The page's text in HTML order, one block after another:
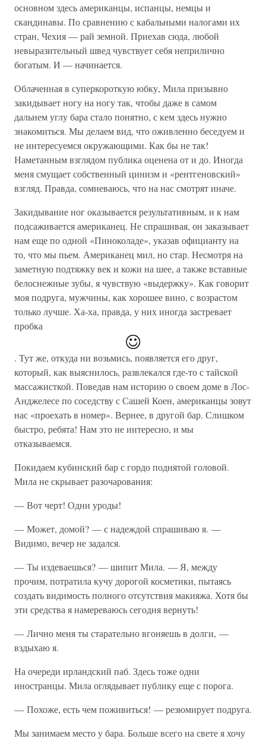
основном здесь американцы, испанцы, немцы и
скандинавы. По сравнению с кабальными налогами их
стран, Чехия — рай земной. Приехав сюда, любой
невыразительный швед чувствует себя неприлично
богатым. И — начинается.
Облаченная в суперкороткую юбку, Мила призывно
закидывает ногу на ногу так, чтобы даже в самом
дальнем углу бара стало понятно, с кем здесь нужно
знакомиться. Мы делаем вид, что оживленно беседуем и
не интересуемся окружающими. Как бы не так!
Наметанным взглядом публика оценена от и до. Иногда
меня смущает собственный цинизм и «рентгеновский»
взгляд. Правда, сомневаюсь, что на нас смотрят иначе.
Закидывание ног оказывается результативным, и к нам
подсаживается американец. Не спрашивая, он заказывает
нам еще по одной «Пиноколаде», указав официанту на
то, что мы пьем. Американец мил, но стар. Несмотря на
заметную подтяжку век и кожи на шее, а также вставные
белоснежные зубы, я чувствую «выдержку». Как говорит
моя подруга, мужчины, как хорошее вино, с возрастом
только лучше. Ха-ха, правда, у них иногда застревает
пробка
. Тут же, откуда ни возьмись, появляется его друг,
который, как выяснилось, развлекался где-то с тайской
массажисткой. Поведав нам историю о своем доме в Лос-
Анджелесе по соседству с Сашей Коен, американцы зовут
нас «проехать в номер». Вернее, в другой бар. Слишком
быстро, ребята! Нам это не интересно, и мы
отказываемся.
Покидаем кубинский бар с гордо поднятой головой.
Мила не скрывает разочарования:
— Вот черт! Одни уроды!
— Может, домой? — с надеждой спрашиваю я. —
Видимо, вечер не задался.
— Ты издеваешься? — шипит Мила. — Я, между
прочим, потратила кучу дорогой косметики, пытаясь
создать видимость полного отсутствия макияжа. Хотя бы
эти средства я намереваюсь сегодня вернуть!
— Лично меня ты старательно вгоняешь в долги, —
вздыхаю я.
На очереди ирландский паб. Здесь тоже одни
иностранцы. Мила оглядывает публику еще с порога.
— Похоже, есть чем поживиться! — резюмирует подруга.
Мы занимаем место у бара. Больше всего на свете я хочу